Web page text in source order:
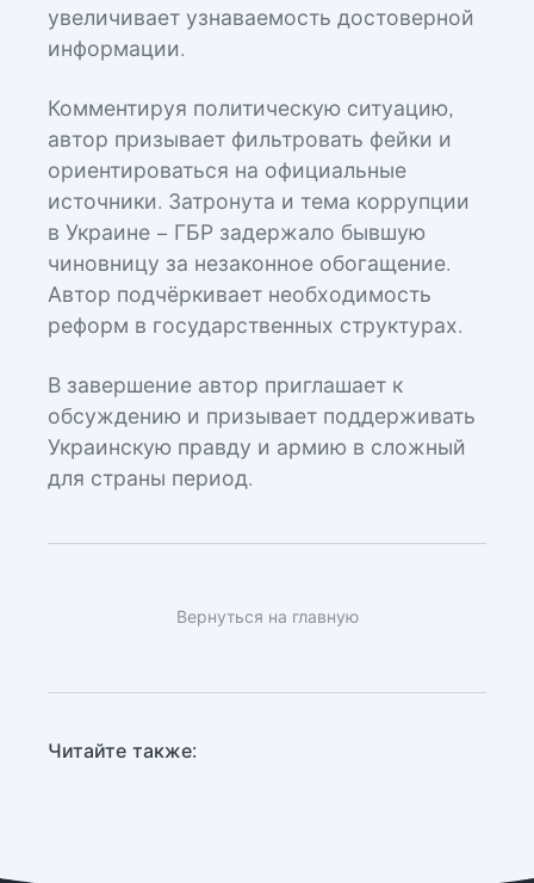
увеличивает узнаваемость достоверной
информации.
Комментируя политическую ситуацию,
автор призывает фильтровать фейки и
ориентироваться на официальные
источники. Затронута и тема коррупции
в Украине – ГБР задержало бывшую
чиновницу за незаконное обогащение.
Автор подчёркивает необходимость
реформ в государственных структурах.
В завершение автор приглашает к
обсуждению и призывает поддерживать
Украинскую правду и армию в сложный
для страны период.
Вернуться на главную
Читайте также: